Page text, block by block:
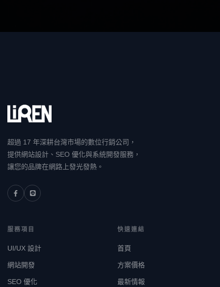
超過 17 年深耕台灣市場的數位行銷公司，
提供網站設計、SEO 優化與系統開發服務，
讓您的品牌在網路上發光發熱。
服務項目
UI/UX 設計
網站開發
SEO 優化
快速連結
首頁
方案價格
最新情報